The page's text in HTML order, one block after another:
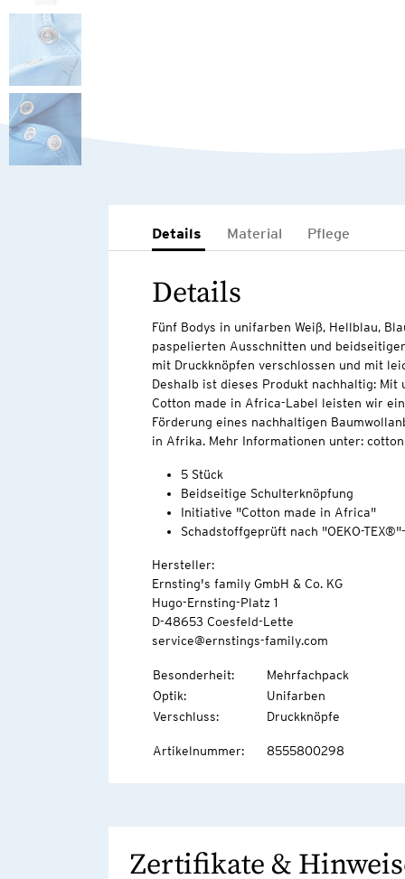
Details Material Pflege
Details
Fünf Bodys in unifarben Weiß, Hellblau,
paspelierten Ausschnitten und
mit Druckknöpfen verschlossen und mit
Deshalb ist dieses Produkt nachhaltig: Mit
Cotton made in Africa-Label leisten wir
Förderung eines nachhaltigen
in Afrika. Mehr Informationen unter:
5 Stück
Beidseitige Schulterknöpfung
Initiative "Cotton made in Africa"
Schadstoffgeprüft nach "OEKO-
Hersteller:
Ernsting's family GmbH & Co. KG
Hugo-Ernsting-Platz 1
D-48653 Coesfeld-Lette
service@ernstings-family.com
Besonderheit:
Mehrfachpack
Optik:
Unifarben
Verschluss: Druckknöpfe
Artikelnummer: 8555800298
Zertifikate &